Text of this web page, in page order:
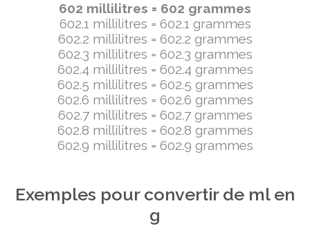
602 millilitres = 602 grammes
602.1 millilitres = 602.1 grammes
602.2 millilitres = 602.2 grammes
602.3 millilitres = 602.3 grammes
602.4 millilitres = 602.4 grammes
602.5 millilitres = 602.5 grammes
602.6 millilitres = 602.6 grammes
602.7 millilitres = 602.7 grammes
602.8 millilitres = 602.8 grammes
602.9 millilitres = 602.9 grammes
Exemples pour convertir de ml en
g